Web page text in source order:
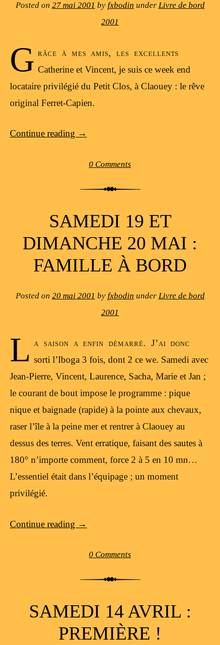
Posted on 27 mai 2001 by fxbodin under Livre de bord
2001
G râce à mes amis, les excellents
Catherine et Vincent, je suis ce week end
locataire privilégié du Petit Clos, à Claouey : le rêve
original Ferret-Capien.
Continue reading →
0 Comments
SAMEDI 19 ET
DIMANCHE 20 MAI :
FAMILLE À BORD
Posted on 20 mai 2001 by fxbodin under Livre de bord
2001
L a saison a enfin démarré. J’ai donc
sorti l’Iboga 3 fois, dont 2 ce we. Samedi avec
Jean-Pierre, Vincent, Laurence, Sacha, Marie et Jan ;
le courant de bout impose le programme : pique
nique et baignade (rapide) à la pointe aux chevaux,
raser l’île à la peine mer et rentrer à Claouey au
dessus des terres. Vent erratique, faisant des sautes à
180° n’importe comment, force 2 à 5 en 10 mn…
L’essentiel était dans l’équipage ; un moment
privilégié.
Continue reading →
0 Comments
SAMEDI 14 AVRIL :
PREMIÈRE !